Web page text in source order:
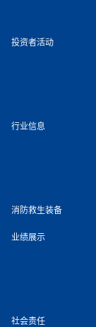
投资者活动
行业信息
消防救生装备
业绩展示
社会责任